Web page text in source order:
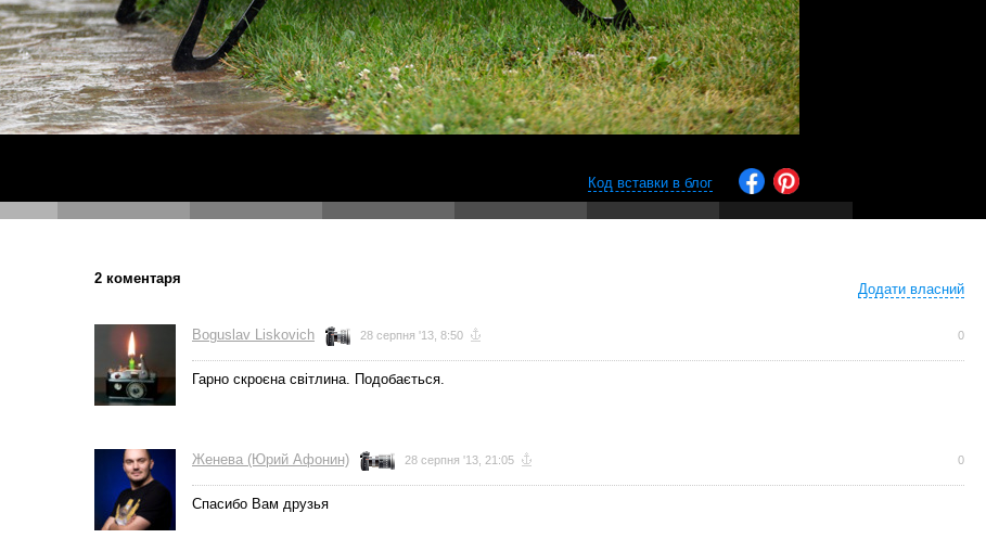
Код вставки в блог
2 коментаря
Додати власний
Boguslav Liskovich 28 серпня '13, 8:50 0
Гарно скроєна світлина. Подобається.
Женева (Юрий Афонин) 28 серпня '13, 21:05 0
Спасибо Вам друзья